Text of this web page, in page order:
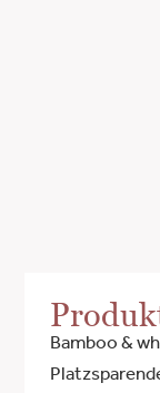
Bamboo &